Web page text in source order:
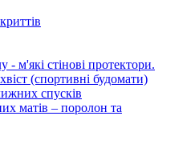
- м'які стінові протектори.
(спортивні будомати)
спусків
матів – поролон та